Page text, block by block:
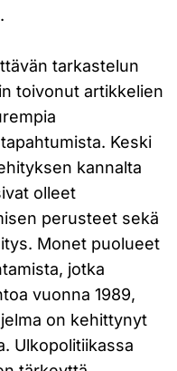
tarkastelun
toivonut artikkelien
Keski
kannalta
olleet
perusteet sekä
Monet puolueet
jotka
vuonna 1989,
on kehittynyt
Ulkopolitiikassa